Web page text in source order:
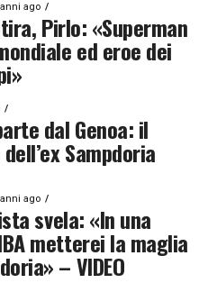
ago
Pirlo: «Superman
ed eroe dei
dal Genoa: il
Sampdoria
ago
svela: «In una
metterei la maglia
– VIDEO